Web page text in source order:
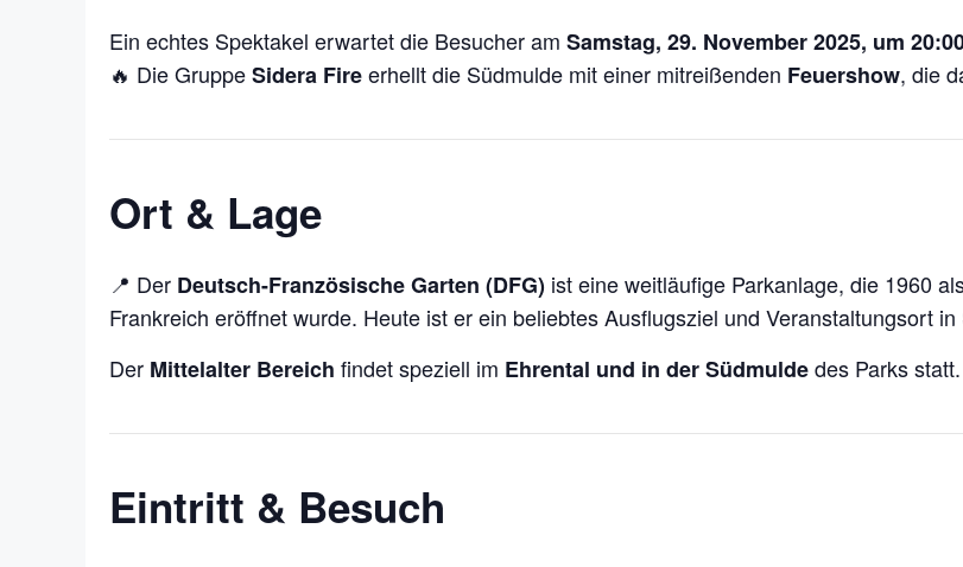
Ein echtes Spektakel erwartet die Besucher am Samstag, 29. November 2025, um
🔥 Die GruppeSidera Fireerhellt die Südmulde mit einer mitreißenden Feuershow, die
Ort & Lage
📍 Der Deutsch-Französische Garten (DFG) ist eine weitläufige Parkanlage, die 1960
Frankreich eröffnet wurde. Heute ist er ein beliebtes Ausflugsziel und Veranstaltungsort
Der Mittelalter Bereich findet speziell im Ehrental und in der Südmuldedes Parks statt.
Eintritt & Besuch